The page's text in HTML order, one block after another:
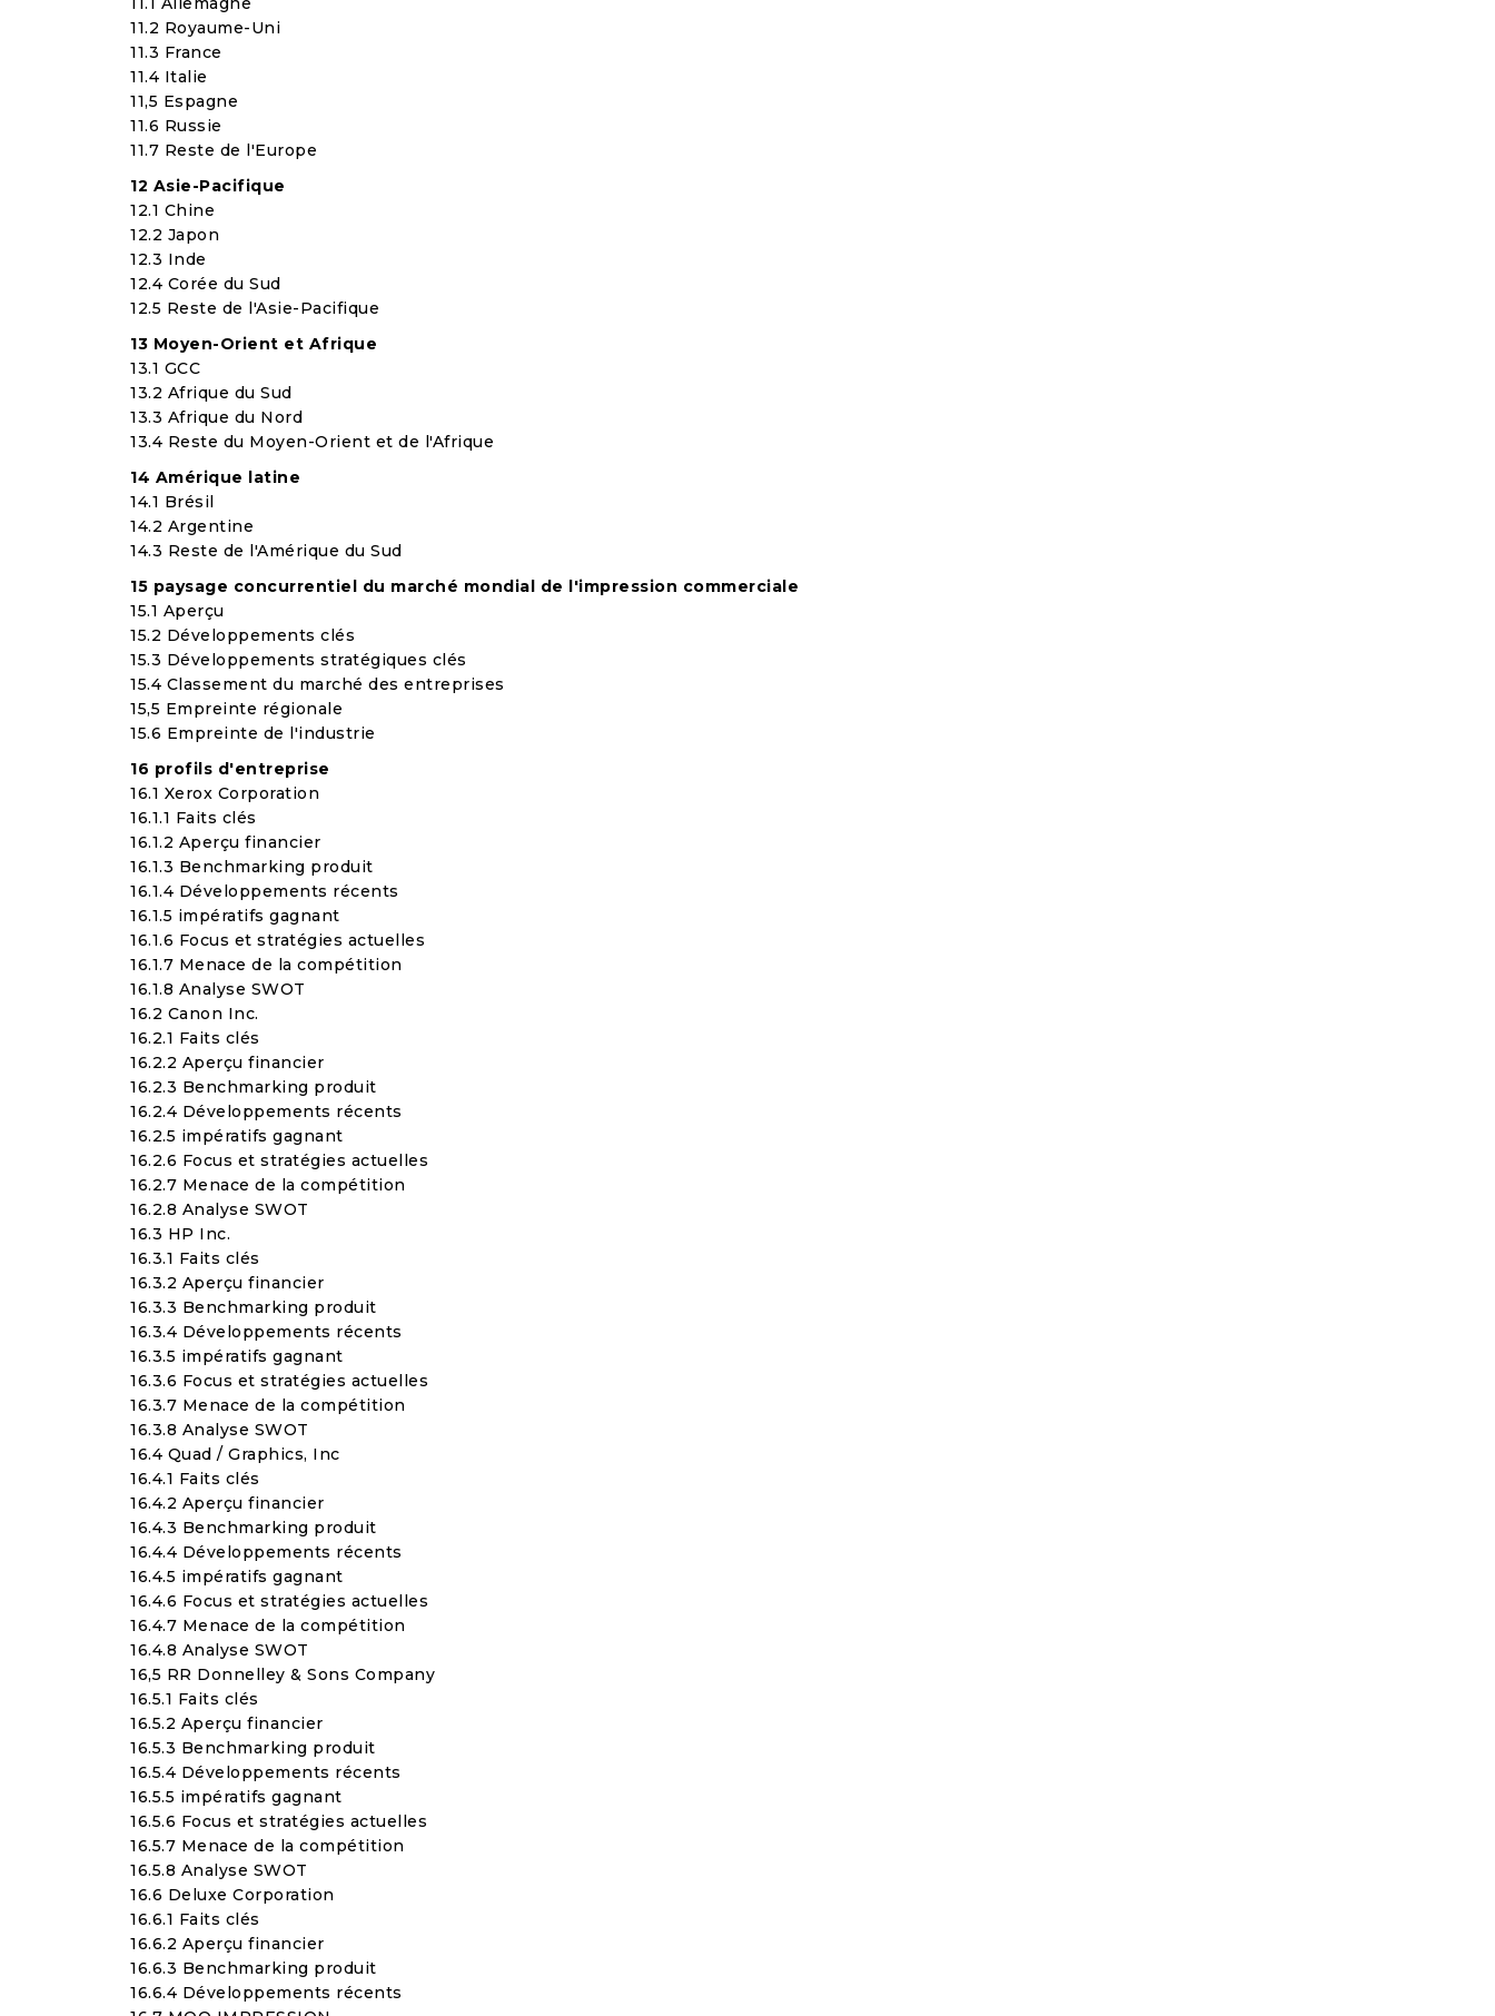
11.2 Royaume-Uni
11.3 France
11.4 Italie
11,5 Espagne
11.6 Russie
11.7 Reste de l'Europe
12 Asie-Pacifique
12.1 Chine
12.2 Japon
12.3 Inde
12.4 Corée du Sud
12.5 Reste de l'Asie-Pacifique
13 Moyen-Orient et Afrique
13.1 GCC
13.2 Afrique du Sud
13.3 Afrique du Nord
13.4 Reste du Moyen-Orient et de l'Afrique
14 Amérique latine
14.1 Brésil
14.2 Argentine
14.3 Reste de l'Amérique du Sud
15 paysage concurrentiel du marché mondial de l'impression commerciale
15.1 Aperçu
15.2 Développements clés
15.3 Développements stratégiques clés
15.4 Classement du marché des entreprises
15,5 Empreinte régionale
15.6 Empreinte de l'industrie
16 profils d'entreprise
16.1 Xerox Corporation
16.1.1 Faits clés
16.1.2 Aperçu financier
16.1.3 Benchmarking produit
16.1.4 Développements récents
16.1.5 impératifs gagnant
16.1.6 Focus et stratégies actuelles
16.1.7 Menace de la compétition
16.1.8 Analyse SWOT
16.2 Canon Inc.
16.2.1 Faits clés
16.2.2 Aperçu financier
16.2.3 Benchmarking produit
16.2.4 Développements récents
16.2.5 impératifs gagnant
16.2.6 Focus et stratégies actuelles
16.2.7 Menace de la compétition
16.2.8 Analyse SWOT
16.3 HP Inc.
16.3.1 Faits clés
16.3.2 Aperçu financier
16.3.3 Benchmarking produit
16.3.4 Développements récents
16.3.5 impératifs gagnant
16.3.6 Focus et stratégies actuelles
16.3.7 Menace de la compétition
16.3.8 Analyse SWOT
16.4 Quad / Graphics, Inc
16.4.1 Faits clés
16.4.2 Aperçu financier
16.4.3 Benchmarking produit
16.4.4 Développements récents
16.4.5 impératifs gagnant
16.4.6 Focus et stratégies actuelles
16.4.7 Menace de la compétition
16.4.8 Analyse SWOT
16,5 RR Donnelley & Sons Company
16.5.1 Faits clés
16.5.2 Aperçu financier
16.5.3 Benchmarking produit
16.5.4 Développements récents
16.5.5 impératifs gagnant
16.5.6 Focus et stratégies actuelles
16.5.7 Menace de la compétition
16.5.8 Analyse SWOT
16.6 Deluxe Corporation
16.6.1 Faits clés
16.6.2 Aperçu financier
16.6.3 Benchmarking produit
16.6.4 Développements récents